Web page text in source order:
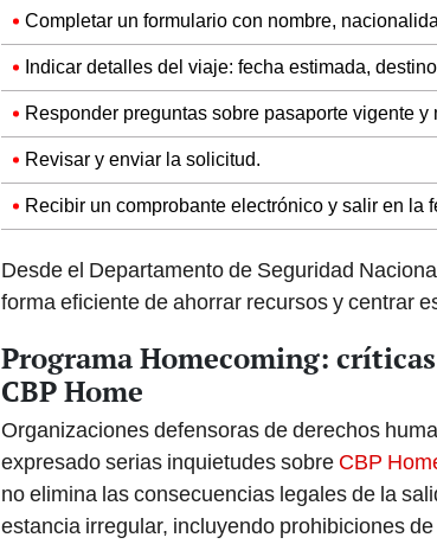
Completar un formulario con nombre,
Indicar detalles del viaje: fecha estimada,
Responder preguntas sobre pasaporte vigente
Revisar y enviar la solicitud.
Recibir un comprobante electrónico y salir en la
Desde el Departamento de Seguridad
forma eficiente de ahorrar recursos y centrar
Programa Homecoming:
CBP Home
Organizaciones defensoras de derechos
expresado serias inquietudes sobre CBP
no elimina las consecuencias legales de la
estancia irregular, incluyendo prohibiciones